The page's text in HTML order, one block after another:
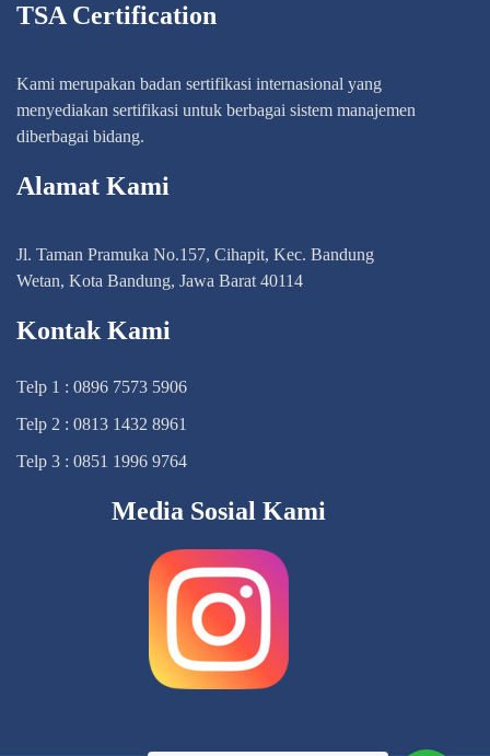
TSA Certification
Kami merupakan badan sertifikasi internasional yang
menyediakan sertifikasi untuk berbagai sistem manajemen
diberbagai bidang.
Alamat Kami
Jl. Taman Pramuka No.157, Cihapit, Kec. Bandung
Wetan, Kota Bandung, Jawa Barat 40114
Kontak Kami
Telp 1 : 0896 7573 5906
Telp 2 : 0813 1432 8961
Telp 3 : 0851 1996 9764
Media Sosial Kami